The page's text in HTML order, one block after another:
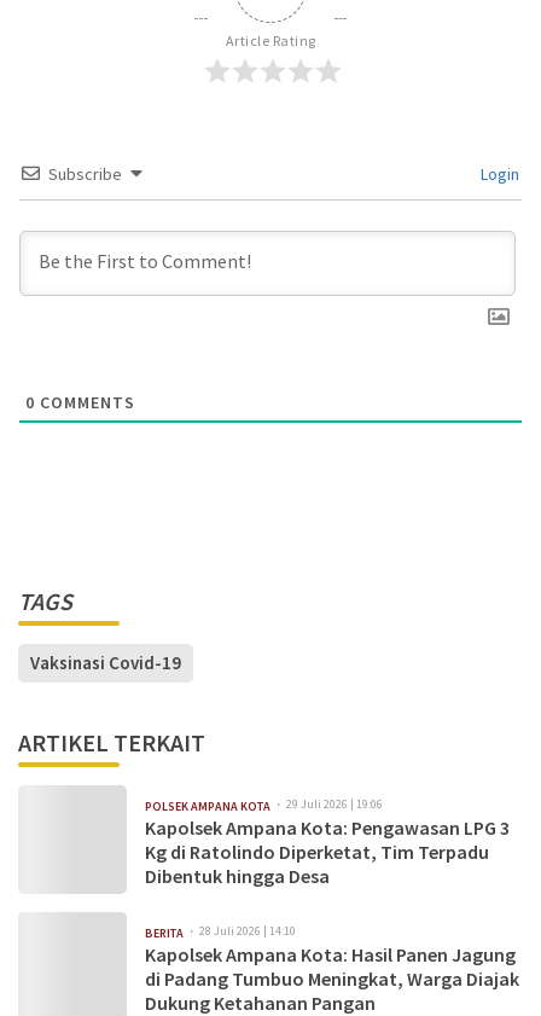
Article Rating
Subscribe Login
0 COMMENTS
TAGS
Vaksinasi Covid-19
ARTIKEL TERKAIT
POLSEK AMPANA KOTA 29 Juli 2026 | 19:06
Kapolsek Ampana Kota: Pengawasan LPG 3
Kg di Ratolindo Diperketat, Tim Terpadu
Dibentuk hingga Desa
BERITA 28 Juli 2026 | 14:10
Kapolsek Ampana Kota: Hasil Panen Jagung
di Padang Tumbuo Meningkat, Warga Diajak
Dukung Ketahanan Pangan